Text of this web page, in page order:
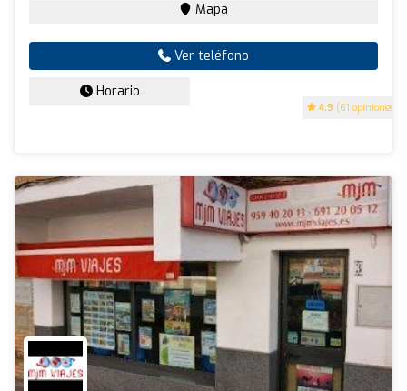
4.9 (61 opiniones)
Mapa
Ver teléfono
Horario